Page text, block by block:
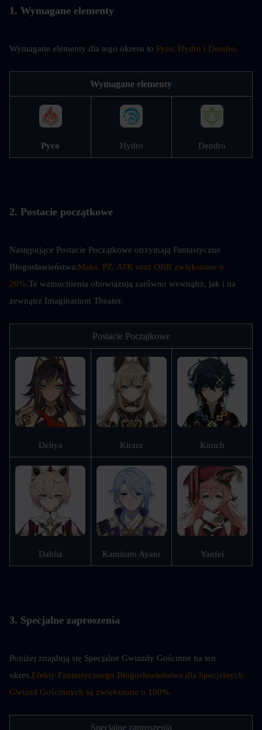
1. Wymagane elementy
Wymagane elementy dla tego okresu to Pyro, Hydro i Dendro.
Wymagane elementy
Pyro Hydro Dendro
2. Postacie początkowe
Następujące Postacie Początkowe otrzymają Fantastyczne
Błogosławieństwa:Maks. PŻ, ATK oraz OBR zwiększone o
20%.Te wzmocnienia obowiązują zarówno wewnątrz, jak i na
zewnątrz Imaginarium Theater.
Postacie Początkowe
Dehya Kirara Kinich
Dahlia Kamisato Ayato Yanfei
3. Specjalne zaproszenia
Poniżej znajdują się Specjalne Gwiazdy Gościnne na ten
okres.Efekty Fantastycznego Błogosławieństwa dla Specjalnych
Gwiazd Gościnnych są zwiększone o 100%.
Specjalne zaproszenia